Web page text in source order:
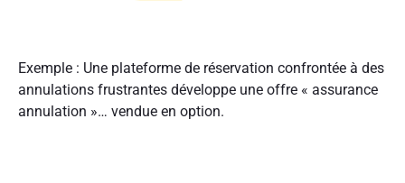
Exemple : Une plateforme de réservation confrontée à des
annulations frustrantes développe une offre « assurance
annulation »… vendue en option.